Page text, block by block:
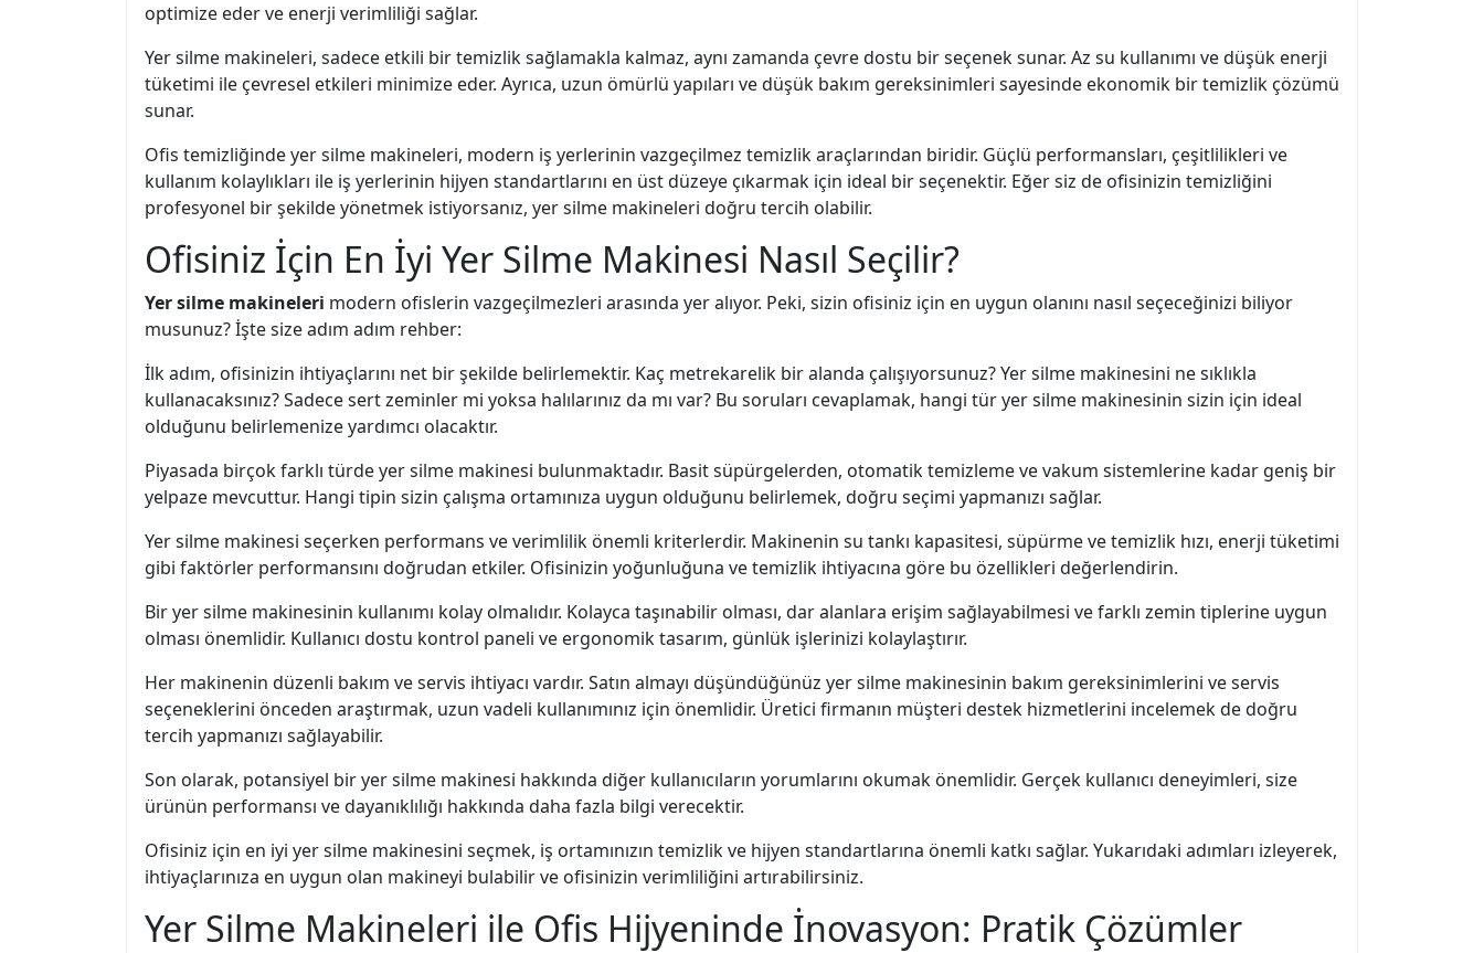
optimize eder ve enerji verimliliği sağlar.
Yer silme makineleri, sadece etkili bir temizlik sağlamakla kalmaz, aynı zamanda çevre dostu bir seçenek sunar. Az su kullanımı ve düşük enerji
tüketimi ile çevresel etkileri minimize eder. Ayrıca, uzun ömürlü yapıları ve düşük bakım gereksinimleri sayesinde ekonomik bir temizlik çözümü
sunar.
Ofis temizliğinde yer silme makineleri, modern iş yerlerinin vazgeçilmez temizlik araçlarından biridir. Güçlü performansları, çeşitlilikleri ve
kullanım kolaylıkları ile iş yerlerinin hijyen standartlarını en üst düzeye çıkarmak için ideal bir seçenektir. Eğer siz de ofisinizin temizliğini
profesyonel bir şekilde yönetmek istiyorsanız, yer silme makineleri doğru tercih olabilir.
Ofisiniz İçin En İyi Yer Silme Makinesi Nasıl Seçilir?
Yer silme makineleri modern ofislerin vazgeçilmezleri arasında yer alıyor. Peki, sizin ofisiniz için en uygun olanını nasıl seçeceğinizi biliyor
musunuz? İşte size adım adım rehber:
İlk adım, ofisinizin ihtiyaçlarını net bir şekilde belirlemektir. Kaç metrekarelik bir alanda çalışıyorsunuz? Yer silme makinesini ne sıklıkla
kullanacaksınız? Sadece sert zeminler mi yoksa halılarınız da mı var? Bu soruları cevaplamak, hangi tür yer silme makinesinin sizin için ideal
olduğunu belirlemenize yardımcı olacaktır.
Piyasada birçok farklı türde yer silme makinesi bulunmaktadır. Basit süpürgelerden, otomatik temizleme ve vakum sistemlerine kadar geniş bir
yelpaze mevcuttur. Hangi tipin sizin çalışma ortamınıza uygun olduğunu belirlemek, doğru seçimi yapmanızı sağlar.
Yer silme makinesi seçerken performans ve verimlilik önemli kriterlerdir. Makinenin su tankı kapasitesi, süpürme ve temizlik hızı, enerji tüketimi
gibi faktörler performansını doğrudan etkiler. Ofisinizin yoğunluğuna ve temizlik ihtiyacına göre bu özellikleri değerlendirin.
Bir yer silme makinesinin kullanımı kolay olmalıdır. Kolayca taşınabilir olması, dar alanlara erişim sağlayabilmesi ve farklı zemin tiplerine uygun
olması önemlidir. Kullanıcı dostu kontrol paneli ve ergonomik tasarım, günlük işlerinizi kolaylaştırır.
Her makinenin düzenli bakım ve servis ihtiyacı vardır. Satın almayı düşündüğünüz yer silme makinesinin bakım gereksinimlerini ve servis
seçeneklerini önceden araştırmak, uzun vadeli kullanımınız için önemlidir. Üretici firmanın müşteri destek hizmetlerini incelemek de doğru
tercih yapmanızı sağlayabilir.
Son olarak, potansiyel bir yer silme makinesi hakkında diğer kullanıcıların yorumlarını okumak önemlidir. Gerçek kullanıcı deneyimleri, size
ürünün performansı ve dayanıklılığı hakkında daha fazla bilgi verecektir.
Ofisiniz için en iyi yer silme makinesini seçmek, iş ortamınızın temizlik ve hijyen standartlarına önemli katkı sağlar. Yukarıdaki adımları izleyerek,
ihtiyaçlarınıza en uygun olan makineyi bulabilir ve ofisinizin verimliliğini artırabilirsiniz.
Yer Silme Makineleri ile Ofis Hijyeninde İnovasyon: Pratik Çözümler